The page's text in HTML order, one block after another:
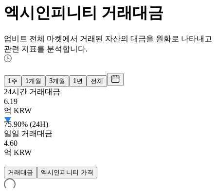
엑시인피니티 거래대금
업비트 전체 마켓에서 거래된 자산의 대금을 원화로 나타내고
관련 지표를 분석합니다.
1주 1개월 3개월 1년 전체
24시간 거래대금
6.19
억 KRW
75.90% (24H)
일일 거래대금
4.60
억 KRW
거래대금 엑시인피니티 가격